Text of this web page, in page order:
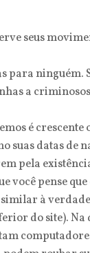
seus
para
a
é
suas datas
pela
pense
à
do site).